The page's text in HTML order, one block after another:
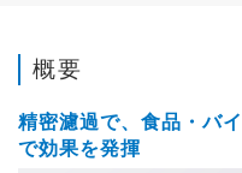
概要
精密濾過で、食品・バ
で効果を発揮